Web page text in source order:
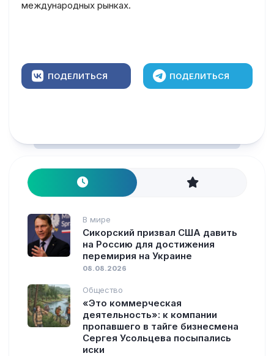
международных рынках.
ПОДЕЛИТЬСЯ ПОДЕЛИТЬСЯ
В мире
Сикорский призвал США давить
на Россию для достижения
перемирия на Украине
08.08.2026
Общество
«Это коммерческая
деятельность»: к компании
пропавшего в тайге бизнесмена
Сергея Усольцева посыпались
иски